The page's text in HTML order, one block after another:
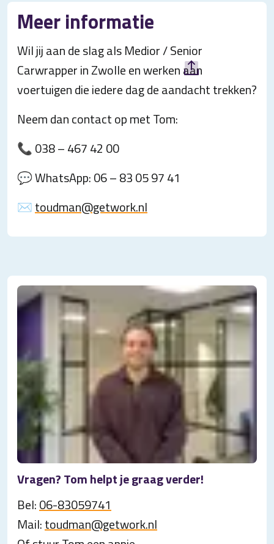
Meer informatie
Wil jij aan de slag als Medior / Senior
Carwrapper in Zwolle en werken aan
voertuigen die iedere dag de aandacht trekken?
Neem dan contact op met Tom:
📞 038 – 467 42 00
💬 WhatsApp: 06 – 83 05 97 41
✉️toudman@getwork.nl
Vragen? Tom helpt je graag verder!
Bel:06-83059741
Mail:toudman@getwork.nl